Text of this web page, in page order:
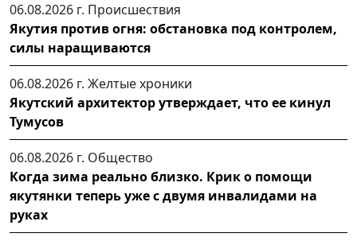
06.08.2026 г. Происшествия
Якутия против огня: обстановка под контролем,
силы наращиваются
06.08.2026 г. Желтые хроники
Якутский архитектор утверждает, что ее кинул
Тумусов
06.08.2026 г. Общество
Когда зима реально близко. Крик о помощи
якутянки теперь уже с двумя инвалидами на
руках